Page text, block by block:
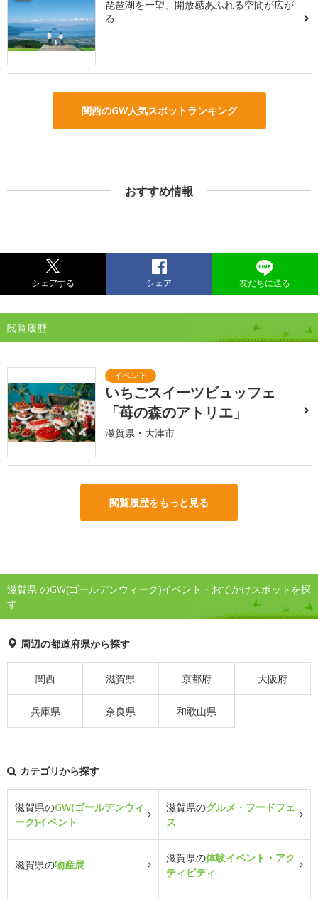
琵琶湖を一望、開放感あふれる空間が広が
る
関西のGW人気スポットランキング
おすすめ情報
シェアする シェア 友だちに送る
閲覧履歴
いちごスイーツビュッフェ
「苺の森のアトリエ」
滋賀県・大津市
閲覧履歴をもっと見る
滋賀県 のGW(ゴールデンウィーク)イベント・おでかけスポットを探
す
周辺の都道府県から探す
関西 滋賀県 京都府 大阪府
兵庫県 奈良県 和歌山県
カテゴリから探す
滋賀県のGW(ゴールデンウィ
ーク)イベント
滋賀県のグルメ・フードフェ
ス
滋賀県の物産展
滋賀県の体験イベント・アク
ティビティ